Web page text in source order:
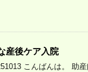
産後ケア入院
こんばんは。 助